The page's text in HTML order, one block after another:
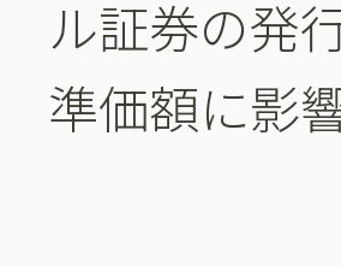
ル証券の発
準価額に影